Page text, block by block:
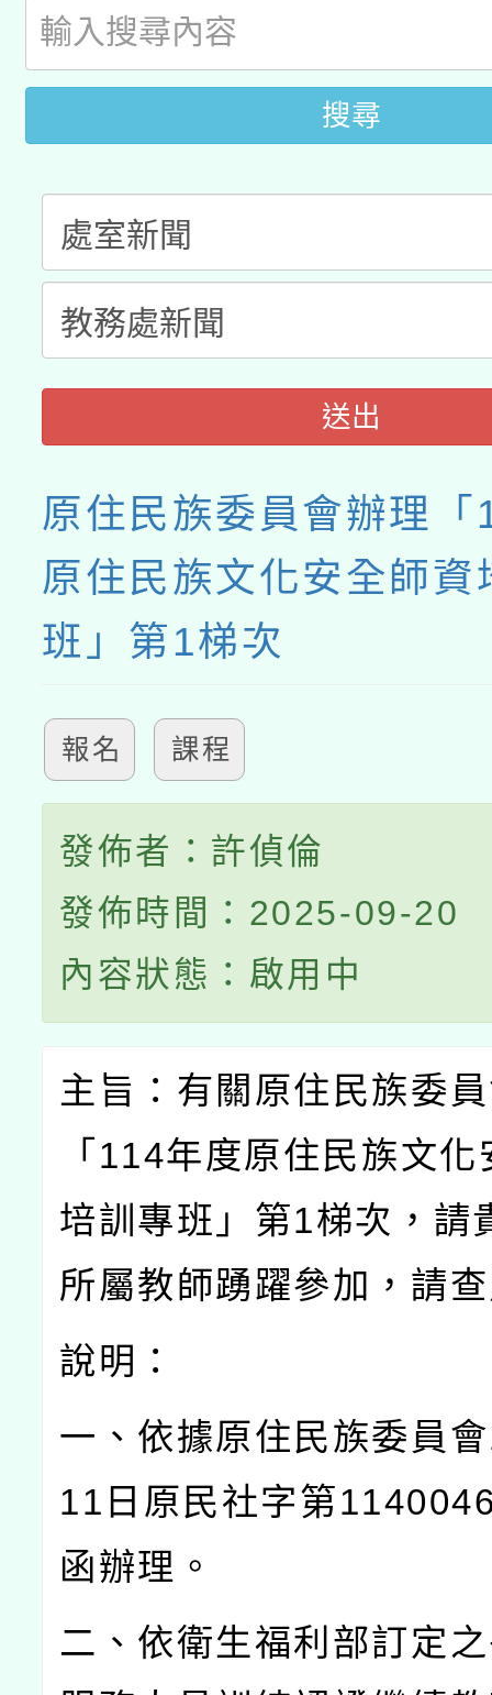
用水績優單位及節水達
動」
桃園市孔廟祈福系列
開 智慧啟航」
2026年桃園地景藝術
搜尋
送出
原住民族委員會辦理
原住民族文化安全師資
班」第1梯次
報名 課程
發佈者：許偵倫
發佈時間：2025-09-20
內容狀態：啟用中
主旨：有關原住民族委
「 114年度原住民族文化
培訓專班」第1梯次，請
所屬教師踴躍參加，請
說明：
一、依據原住民族委員會
11 日原民社字第
函辦理。
二、依衛生福利部訂定